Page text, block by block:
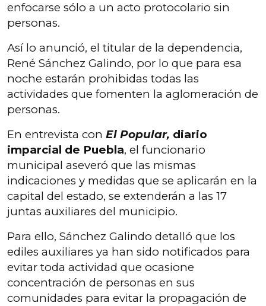
enfocarse sólo a un acto protocolario sin
personas.
Así lo anunció, el titular de la dependencia,
René Sánchez Galindo, por lo que para esa
noche estarán prohibidas todas las
actividades que fomenten la aglomeración de
personas.
En entrevista con El Popular, diario
imparcial de Puebla, el funcionario
municipal aseveró que las mismas
indicaciones y medidas que se aplicarán en la
capital del estado, se extenderán a las 17
juntas auxiliares del municipio.
Para ello, Sánchez Galindo detalló que los
ediles auxiliares ya han sido notificados para
evitar toda actividad que ocasione
concentración de personas en sus
comunidades para evitar la propagación de